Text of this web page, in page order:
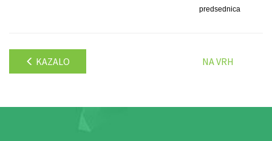
predsednica
KAZALO NA VRH